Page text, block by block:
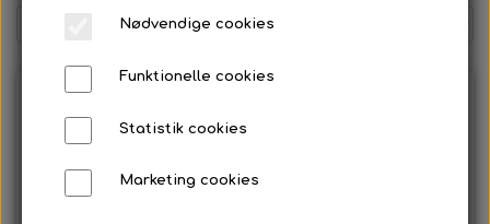
Nødvendige cookies
Funktionelle cookies
Statistik cookies
Marketing cookies